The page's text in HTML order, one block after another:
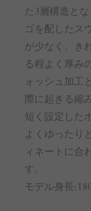
た3層構造と
ゴを配したス
が少なく、き
る程よく厚み
ォッシュ加工
際に起きる縮
短く設定した
よくゆったり
ィネートに合
す。
モデル身長